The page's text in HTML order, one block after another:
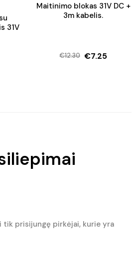
31V
Maitinimo blokas 31V DC +
3m kabelis.
€12.30
Original
€7.25
Current
tik prisijungę pirkėjai, kurie yra